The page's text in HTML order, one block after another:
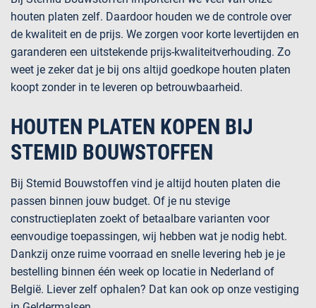
houten platen zelf. Daardoor houden we de controle over
de kwaliteit en de prijs. We zorgen voor korte levertijden en
garanderen een uitstekende prijs-kwaliteitverhouding. Zo
weet je zeker dat je bij ons altijd goedkope houten platen
koopt zonder in te leveren op betrouwbaarheid.
HOUTEN PLATEN KOPEN BIJ
STEMID BOUWSTOFFEN
Bij Stemid Bouwstoffen vind je altijd houten platen die
passen binnen jouw budget. Of je nu stevige
constructieplaten zoekt of betaalbare varianten voor
eenvoudige toepassingen, wij hebben wat je nodig hebt.
Dankzij onze ruime voorraad en snelle levering heb je je
bestelling binnen één week op locatie in Nederland of
België. Liever zelf ophalen? Dat kan ook op onze vestiging